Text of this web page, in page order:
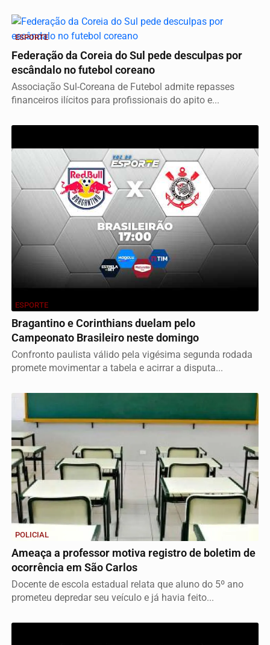
ESPORTE
Federação da Coreia do Sul pede desculpas por
escândalo no futebol coreano
Associação Sul-Coreana de Futebol admite repasses
financeiros ilícitos para profissionais do apito e...
ESPORTE
Bragantino e Corinthians duelam pelo
Campeonato Brasileiro neste domingo
Confronto paulista válido pela vigésima segunda rodada
promete movimentar a tabela e acirrar a disputa...
POLICIAL
Ameaça a professor motiva registro de boletim de
ocorrência em São Carlos
Docente de escola estadual relata que aluno do 5º ano
prometeu depredar seu veículo e já havia feito...